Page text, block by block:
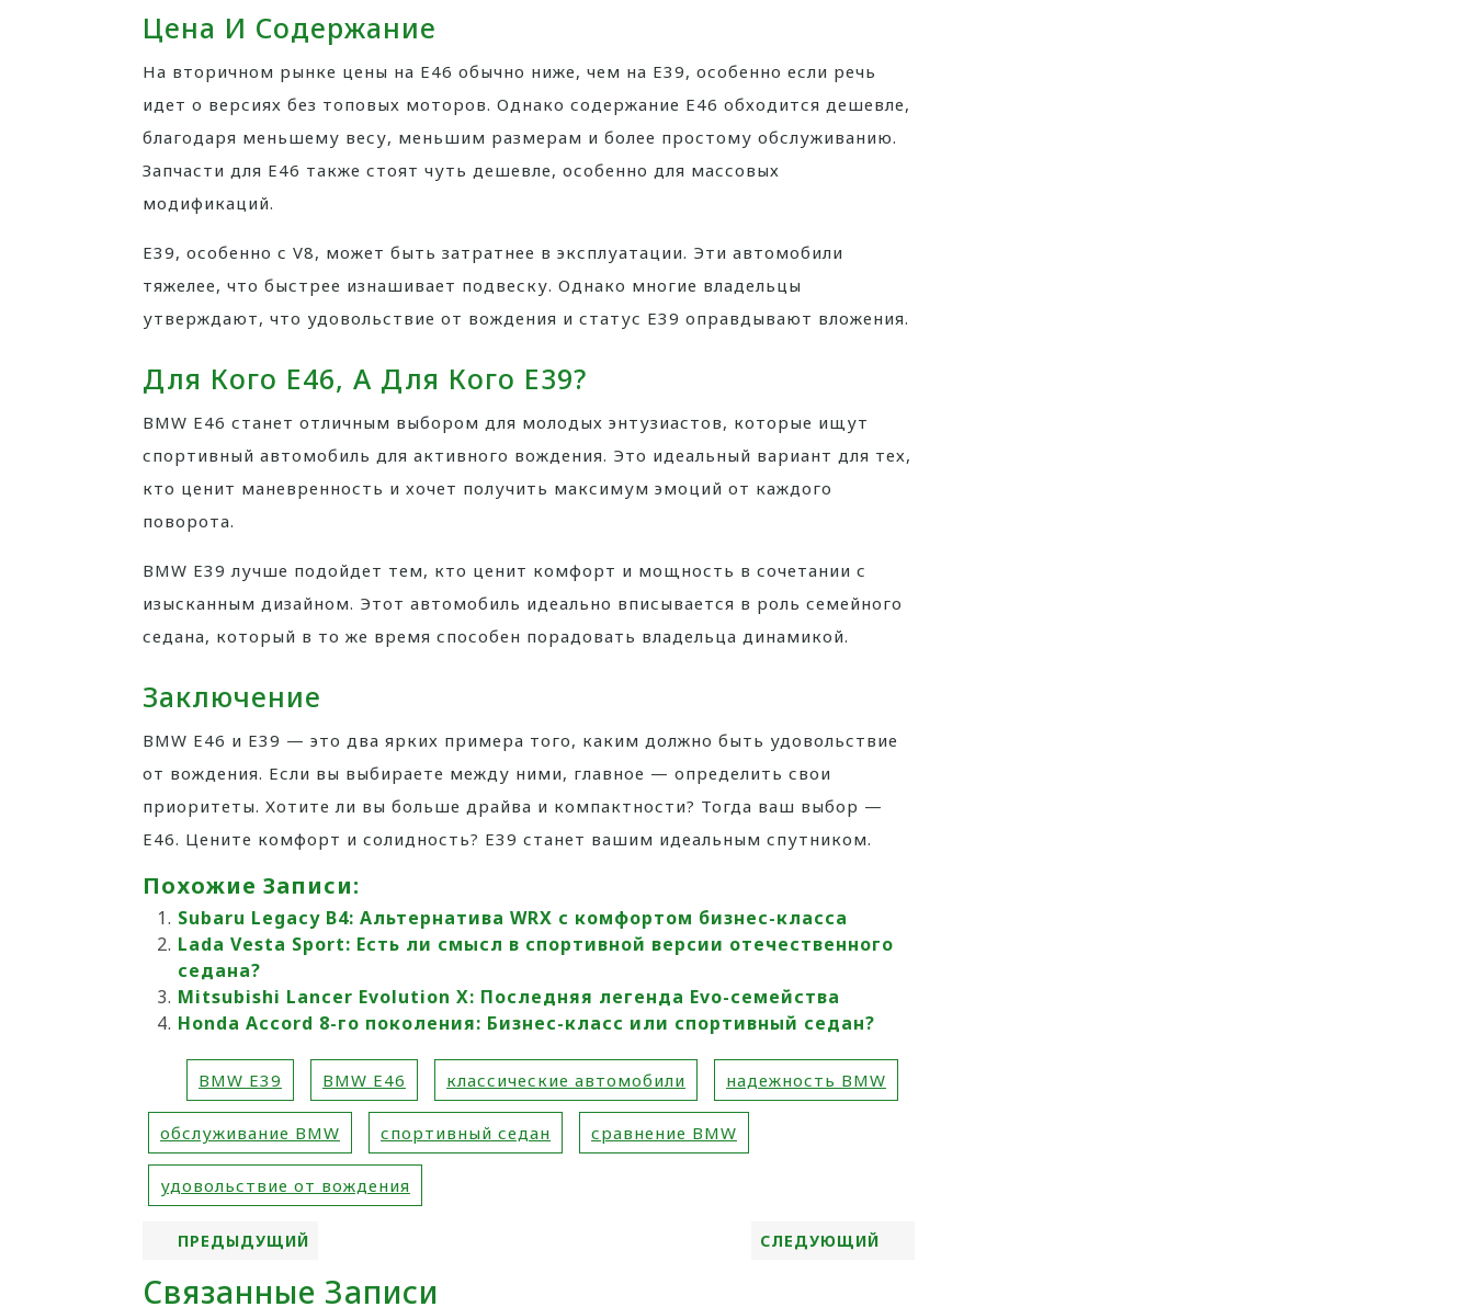
Цена И Содержание
На вторичном рынке цены на E46 обычно ниже, чем на E39, особенно если речь
идет о версиях без топовых моторов. Однако содержание E46 обходится дешевле,
благодаря меньшему весу, меньшим размерам и более простому обслуживанию.
Запчасти для E46 также стоят чуть дешевле, особенно для массовых
модификаций.
E39, особенно с V8, может быть затратнее в эксплуатации. Эти автомобили
тяжелее, что быстрее изнашивает подвеску. Однако многие владельцы
утверждают, что удовольствие от вождения и статус E39 оправдывают вложения.
Для Кого E46, А Для Кого E39?
BMW E46 станет отличным выбором для молодых энтузиастов, которые ищут
спортивный автомобиль для активного вождения. Это идеальный вариант для тех,
кто ценит маневренность и хочет получить максимум эмоций от каждого
поворота.
BMW E39 лучше подойдет тем, кто ценит комфорт и мощность в сочетании с
изысканным дизайном. Этот автомобиль идеально вписывается в роль семейного
седана, который в то же время способен порадовать владельца динамикой.
Заключение
BMW E46 и E39 — это два ярких примера того, каким должно быть удовольствие
от вождения. Если вы выбираете между ними, главное — определить свои
приоритеты. Хотите ли вы больше драйва и компактности? Тогда ваш выбор —
E46. Цените комфорт и солидность? E39 станет вашим идеальным спутником.
Похожие Записи:
Subaru Legacy B4: Альтернатива WRX с комфортом бизнес-класса
Lada Vesta Sport: Есть ли смысл в спортивной версии отечественного
седана?
Mitsubishi Lancer Evolution X: Последняя легенда Evo-семейства
Honda Accord 8-го поколения: Бизнес-класс или спортивный седан?
BMW E39 BMW E46 классические автомобили надежность BMW
обслуживание BMW спортивный седан сравнение BMW
удовольствие от вождения
ПРЕДЫДУЩИЙ СЛЕДУЮЩИЙ
Связанные Записи